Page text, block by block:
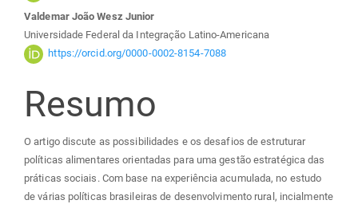
artigo
principal
Valdemar João Wesz Junior
Universidade Federal da Integração Latino-Americana
https://orcid.org/0000-0002-8154-7088
Resumo
O artigo discute as possibilidades e os desafios de estruturar
políticas alimentares orientadas para uma gestão estratégica das
práticas sociais. Com base na experiência acumulada, no estudo
de várias políticas brasileiras de desenvolvimento rural, incialmente